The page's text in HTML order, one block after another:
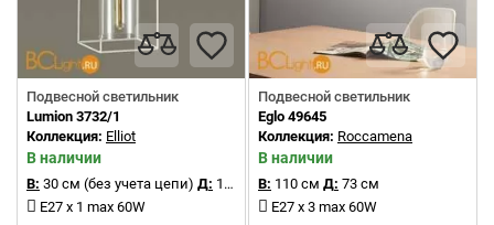
Подвесной светильник
Lumion 3732/1
Коллекция: Elliot
В наличии
В: 30 см (без учета цепи) Д: 15.5 см
E27 x 1 max 60W
Подвесной светильник
Eglo 49645
Коллекция: Roccamena
В наличии
В: 110 см Д: 73 см
E27 x 3 max 60W